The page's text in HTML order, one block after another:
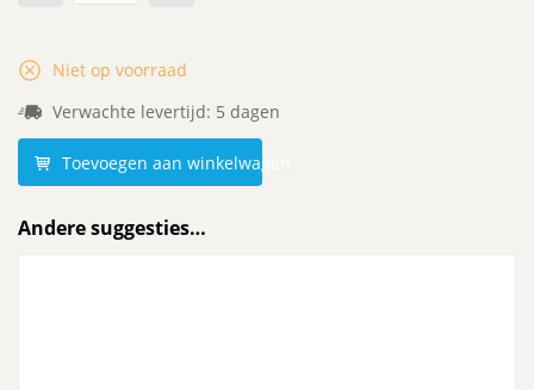
Niet op voorraad
Verwachte levertijd: 5 dagen
Toevoegen aan winkelwagen
Andere suggesties…